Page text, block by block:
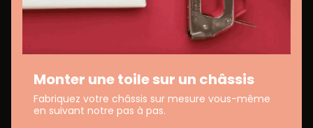
Monter une toile sur un châssis
Fabriquez votre châssis sur mesure vous-même
en suivant notre pas à pas.